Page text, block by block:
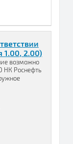
2.00)
возможно
НК Роснефть